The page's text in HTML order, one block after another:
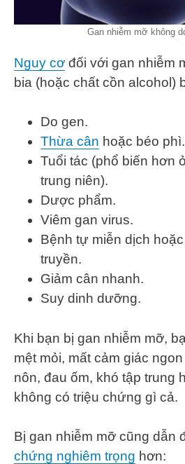
Gan nhiễm mỡ không
Nguy cơ đối với gan nhiễm
bia (hoặc chất cồn alcohol)
Do gen.
Thừa cân hoặc béo phì.
Tuổi tác (phổ biến hơn
trung niên).
Dược phẩm.
Viêm gan virus.
Bệnh tự miễn dịch
truyền.
Giảm cân nhanh.
Suy dinh dưỡng.
Khi bạn bị gan nhiễm mỡ,
mệt mỏi, mất cảm giác
nôn, đau ốm, khó tập trung
không có triệu chứng gì cả.
Bị gan nhiễm mỡ cũng dẫn
chứng nghiêm trọng hơn: